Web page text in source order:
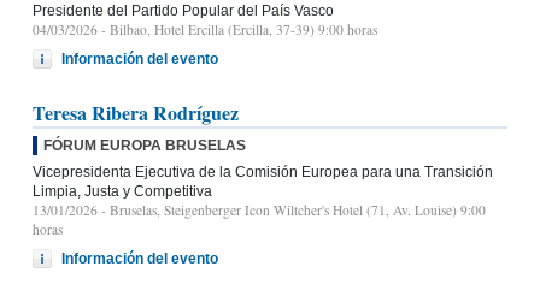
Presidente del Partido Popular del País Vasco
04/03/2026 - Bilbao, Hotel Ercilla (Ercilla, 37-39) 9:00 horas
Información del evento
Teresa Ribera Rodríguez
FÓRUM EUROPA BRUSELAS
Vicepresidenta Ejecutiva de la Comisión Europea para una Transición
Limpia, Justa y Competitiva
13/01/2026 - Bruselas, Steigenberger Icon Wiltcher's Hotel (71, Av. Louise) 9:00
horas
Información del evento